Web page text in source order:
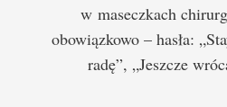
w maseczkach
obowiązkowo – hasła:
radę”, „Jeszcze